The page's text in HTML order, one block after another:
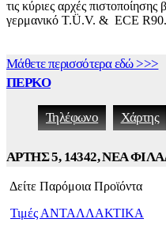
τις κύριες αρχές
γερμανικό T.Ü.V. & ECE R90.
Μάθετε περισσότερα εδώ >>>
ΠΕΡΚΟ
Τηλέφωνο Χάρτης
ΑΡΤΗΣ 5, 14342, ΝΕΑ
Δείτε Παρόμοια Προϊόντα
Τιμές ΑΝΤΑΛΛΑΚΤΙΚΑ